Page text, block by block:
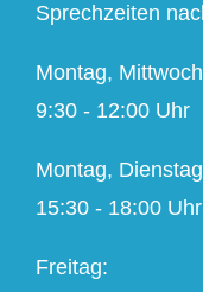
Sprechzeiten
Montag,
9:30 - 12:00 Uhr
Montag,
15:30 - 18:00 Uhr
Freitag: